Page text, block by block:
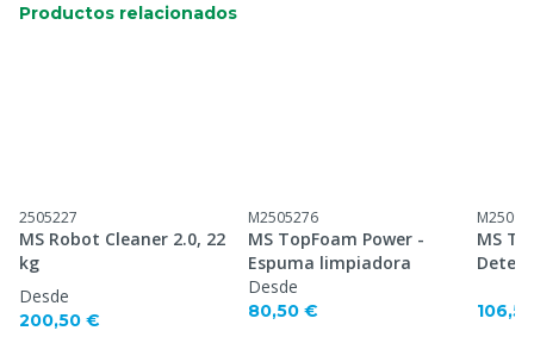
Productos relacionados
2505227
MS Robot Cleaner 2.0, 22
kg
Desde
200,50 €
M2505276
MS TopFoam Power -
Espuma limpiadora
Desde
80,50 €
MS